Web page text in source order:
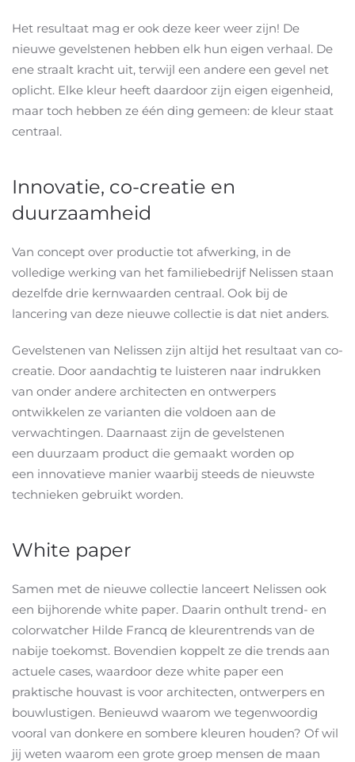
Het resultaat mag er ook deze keer weer zijn! De
nieuwe gevelstenen hebben elk hun eigen verhaal. De
ene straalt kracht uit, terwijl een andere een gevel net
oplicht. Elke kleur heeft daardoor zijn eigen eigenheid,
maar toch hebben ze één ding gemeen: de kleur staat
centraal.
Innovatie, co-creatie en
duurzaamheid
Van concept over productie tot afwerking, in de
volledige werking van het familiebedrijf Nelissen staan
dezelfde drie kernwaarden centraal. Ook bij de
lancering van deze nieuwe collectie is dat niet anders.
Gevelstenen van Nelissen zijn altijd het resultaat van co-
creatie. Door aandachtig te luisteren naar indrukken
van onder andere architecten en ontwerpers
ontwikkelen ze varianten die voldoen aan de
verwachtingen. Daarnaast zijn de gevelstenen
een duurzaam product die gemaakt worden op
een innovatieve manier waarbij steeds de nieuwste
technieken gebruikt worden.
White paper
Samen met de nieuwe collectie lanceert Nelissen ook
een bijhorende white paper. Daarin onthult trend- en
colorwatcher Hilde Francq de kleurentrends van de
nabije toekomst. Bovendien koppelt ze die trends aan
actuele cases, waardoor deze white paper een
praktische houvast is voor architecten, ontwerpers en
bouwlustigen. Benieuwd waarom we tegenwoordig
vooral van donkere en sombere kleuren houden? Of wil
jij weten waarom een grote groep mensen de maan